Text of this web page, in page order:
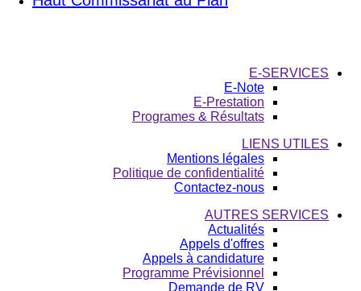
E-SERVICES
E-Note
E-Prestation
Programes & Résultats
LIENS UTILES
Mentions légales
Politique de confidentialité
Contactez-nous
AUTRES SERVICES
Actualités
Appels d'offres
Appels à candidature
Programme Prévisionnel
Demande de RV